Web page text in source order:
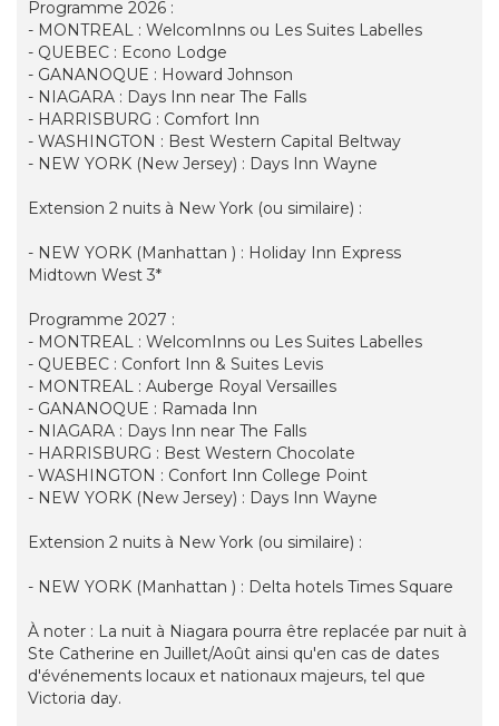
Programme 2026 :
- MONTREAL : WelcomInns ou Les Suites Labelles
- QUEBEC : Econo Lodge
- GANANOQUE : Howard Johnson
- NIAGARA : Days Inn near The Falls
- HARRISBURG : Comfort Inn
- WASHINGTON : Best Western Capital Beltway
- NEW YORK (New Jersey) : Days Inn Wayne
Extension 2 nuits à New York (ou similaire) :
- NEW YORK (Manhattan ) : Holiday Inn Express
Midtown West 3*
Programme 2027 :
- MONTREAL : WelcomInns ou Les Suites Labelles
- QUEBEC : Confort Inn & Suites Levis
- MONTREAL : Auberge Royal Versailles
- GANANOQUE : Ramada Inn
- NIAGARA : Days Inn near The Falls
- HARRISBURG : Best Western Chocolate
- WASHINGTON : Confort Inn College Point
- NEW YORK (New Jersey) : Days Inn Wayne
Extension 2 nuits à New York (ou similaire) :
- NEW YORK (Manhattan ) : Delta hotels Times Square
À noter : La nuit à Niagara pourra être replacée par nuit à
Ste Catherine en Juillet/Août ainsi qu'en cas de dates
d'événements locaux et nationaux majeurs, tel que
Victoria day.